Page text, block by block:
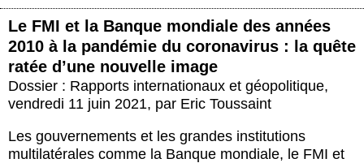
Le FMI et la Banque mondiale des années
2010 à la pandémie du coronavirus : la quête
ratée d’une nouvelle image
Dossier : Rapports internationaux et géopolitique,
vendredi 11 juin 2021, par Eric Toussaint
Les gouvernements et les grandes institutions
multilatérales comme la Banque mondiale, le FMI et